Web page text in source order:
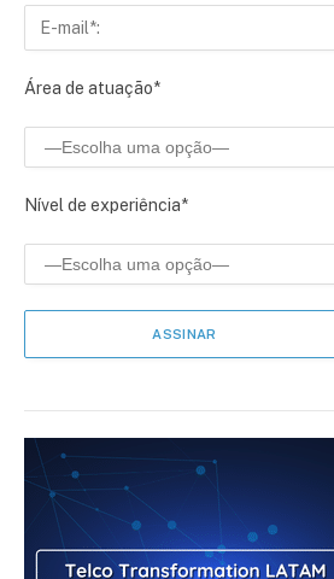
Área de atuação*
Nível de experiência*